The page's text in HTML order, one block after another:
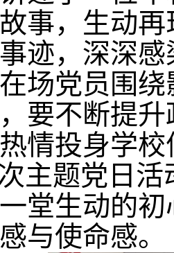
事，生动
迹，深深
场党员围
要不断提
情投身学
主题党日
堂生动的
与使命感。